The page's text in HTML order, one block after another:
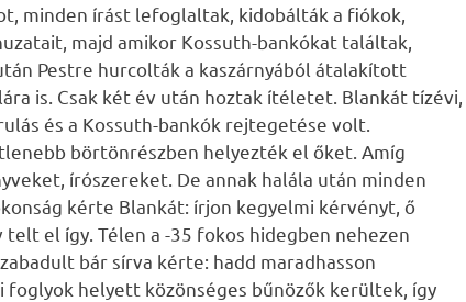
minden írást lefoglaltak, kidobálták a fiókok,
majd amikor Kossuth-bankókat találtak,
Pestre hurcolták a kaszárnyából átalakított
is. Csak két év után hoztak ítéletet. Blankát tízévi,
és a Kossuth-bankók rejtegetése volt.
börtönrészben helyezték el őket. Amíg
írószereket. De annak halála után minden
kérte Blankát: írjon kegyelmi kérvényt, ő
el így. Télen a -35 fokos hidegben nehezen
bár sírva kérte: hadd maradhasson
helyett közönséges bűnözők kerültek, így